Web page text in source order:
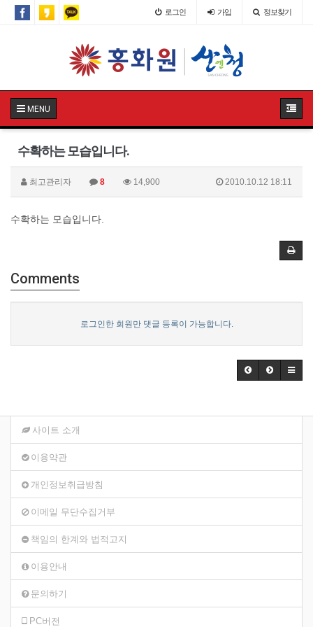
로그인 가입 정보찾기
MENU
수확하는 모습입니다.
최고관리자 8 14,900 2010.10.12 18:11
수확하는 모습입니다.
Comments
로그인한 회원만 댓글 등록이 가능합니다.
사이트 소개
이용약관
개인정보취급방침
이메일 무단수집거부
책임의 한계와 법적고지
이용안내
문의하기
PC버전